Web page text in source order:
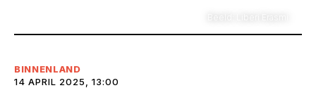
BINNENLAND
14 APRIL 2025, 13:00